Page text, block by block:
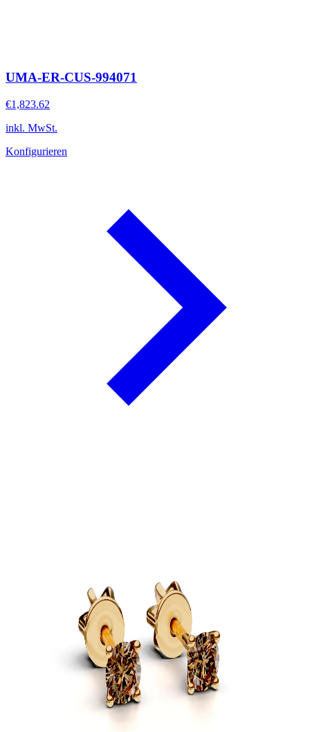
UMA-ER-CUS-994071
€1,823.62
inkl. MwSt.
Konfigurieren